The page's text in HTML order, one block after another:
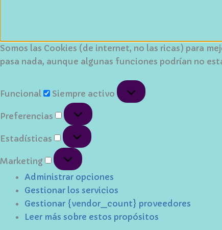
Somos las Cookies (de internet, no las ricas) para
pasa nada, aunque algunas funciones podrían no
Funcional Siempre activo
Preferencias
Preferencias
Estadísticas
Estadísticas
Marketing
Marketing
Administrar opciones
Gestionar los servicios
Gestionar {vendor_count} proveedores
Leer más sobre estos propósitos